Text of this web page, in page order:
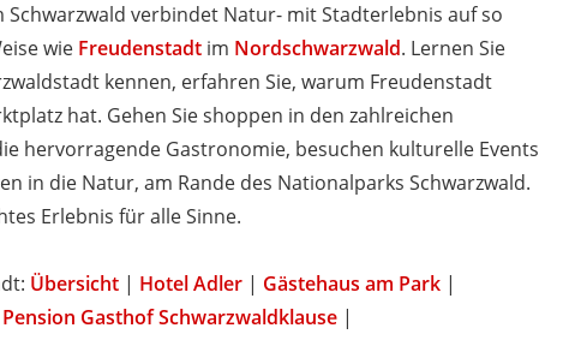
Schwarzwald verbindet Natur- mit Stadterlebnis auf so
wie Freudenstadt im Nordschwarzwald. Lernen Sie
kennen, erfahren Sie, warum Freudenstadt
hat. Gehen Sie shoppen in den zahlreichen
hervorragende Gastronomie, besuchen kulturelle Events
in die Natur, am Rande des Nationalparks Schwarzwald.
Erlebnis für alle Sinne.
Übersicht | Hotel Adler | Gästehaus am Park |
Pension Gasthof Schwarzwaldklause |